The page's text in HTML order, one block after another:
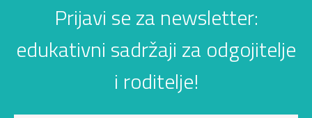
Prijavi se za newsletter:
edukativni sadržaji za odgojitelje
i roditelje!